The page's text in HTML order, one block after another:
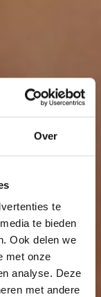
Over
te
te bieden
Ook delen we
met onze
analyse. Deze
met andere